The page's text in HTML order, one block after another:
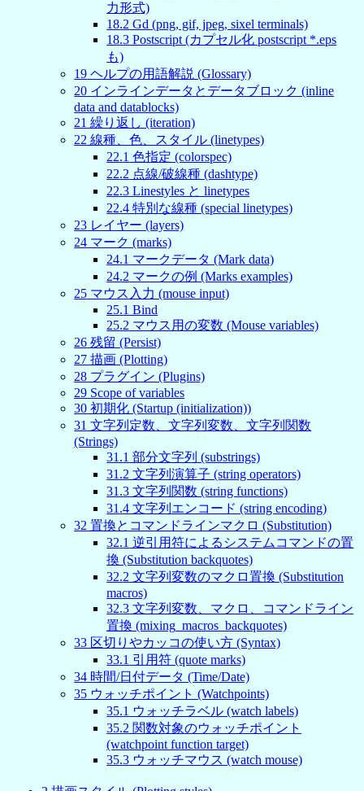
力形式)
18.2 Gd (png, gif, jpeg, sixel terminals)
18.3 Postscript (カプセル化 postscript *.eps
も)
19 ヘルプの用語解説 (Glossary)
20 インラインデータとデータブロック (inline
data and datablocks)
21 繰り返し (iteration)
22 線種、色、スタイル (linetypes)
22.1 色指定 (colorspec)
22.2 点線/破線種 (dashtype)
22.3 Linestyles と linetypes
22.4 特別な線種 (special linetypes)
23 レイヤー (layers)
24 マーク (marks)
24.1 マークデータ (Mark data)
24.2 マークの例 (Marks examples)
25 マウス入力 (mouse input)
25.1 Bind
25.2 マウス用の変数 (Mouse variables)
26 残留 (Persist)
27 描画 (Plotting)
28 プラグイン (Plugins)
29 Scope of variables
30 初期化 (Startup (initialization))
31 文字列定数、文字列変数、文字列関数
(Strings)
31 .1 部分文字列 (substrings)
31 .2 文字列演算子 (string operators)
31 .3 文字列関数 (string functions)
31 .4 文字列エンコード (string encoding)
32 置換とコマンドラインマクロ (Substitution)
32.1 逆引用符によるシステムコマンドの置
換 (Substitution backquotes)
32.2 文字列変数のマクロ置換 (Substitution
macros)
32.3 文字列変数、マクロ、コマンドライン
置換 (mixing_macros_backquotes)
33 区切りやカッコの使い方 (Syntax)
33.1 引用符 (quote marks)
34 時間/日付データ (Time/Date)
35 ウォッチポイント (Watchpoints)
35.1 ウォッチラベル (watch labels)
35.2 関数対象のウォッチポイント
(watchpoint function target)
35.3 ウォッチマウス (watch mouse)